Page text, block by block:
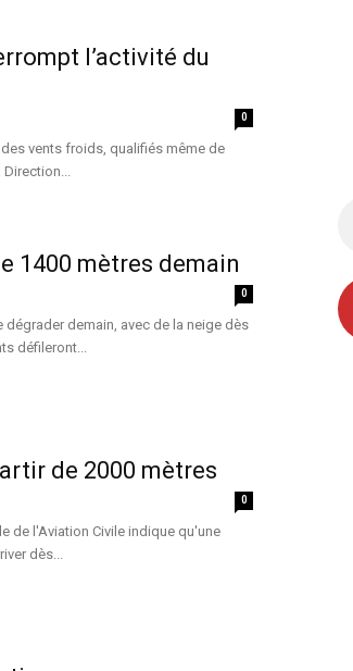
l’activité du
0
vents froids, qualifiés même de
1400 mètres demain
0
demain, avec de la neige dès
défileront...
de 2000 mètres
0
de l'Aviation Civile indique qu'une
dès...